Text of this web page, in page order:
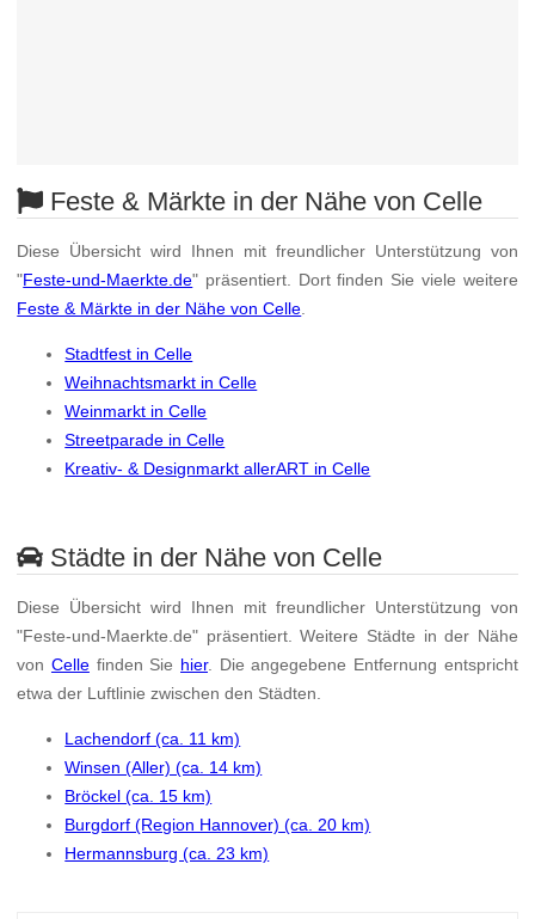
Feste & Märkte in der Nähe von Celle
Diese Übersicht wird Ihnen mit freundlicher Unterstützung von
"Feste-und-Maerkte.de" präsentiert. Dort finden Sie viele weitere
Feste & Märkte in der Nähe von Celle
Stadtfest in Celle
Weihnachtsmarkt in Celle
Weinmarkt in Celle
Streetparade in Celle
Kreativ- & Designmarkt allerART in Celle
Städte in der Nähe von Celle
Diese Übersicht wird Ihnen mit freundlicher Unterstützung von
"Feste-und-Maerkte.de" präsentiert. Weitere Städte in der Nähe
von Cellefinden Sie hier. Die angegebene Entfernung entspricht
etwa der Luftlinie zwischen den Städten.
Lachendorf (ca. 11 km)
Winsen (Aller) (ca. 14 km)
Bröckel (ca. 15 km)
Burgdorf (Region Hannover) (ca. 20 km)
Hermannsburg (ca. 23 km)